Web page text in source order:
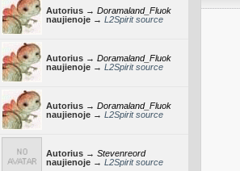
Autorius → Doramaland_Fluok
naujienoje → L2Spirit source
Autorius → Doramaland_Fluok
naujienoje → L2Spirit source
Autorius → Doramaland_Fluok
naujienoje → L2Spirit source
Autorius → Stevenreord
naujienoje → L2Spirit source